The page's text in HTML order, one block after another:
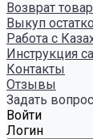
Возврат
Выкуп
Работа с
Инструкция
Контакты
Отзывы
Задать вопрос
Войти
Логин